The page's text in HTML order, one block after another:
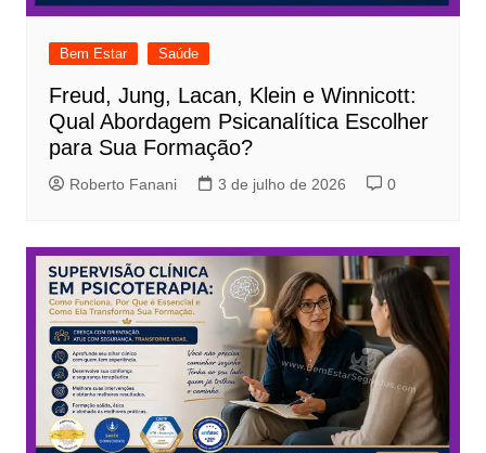
Bem Estar Saúde
Freud, Jung, Lacan, Klein e Winnicott:
Qual Abordagem Psicanalítica Escolher
para Sua Formação?
Roberto Fanani 3 de julho de 2026 0